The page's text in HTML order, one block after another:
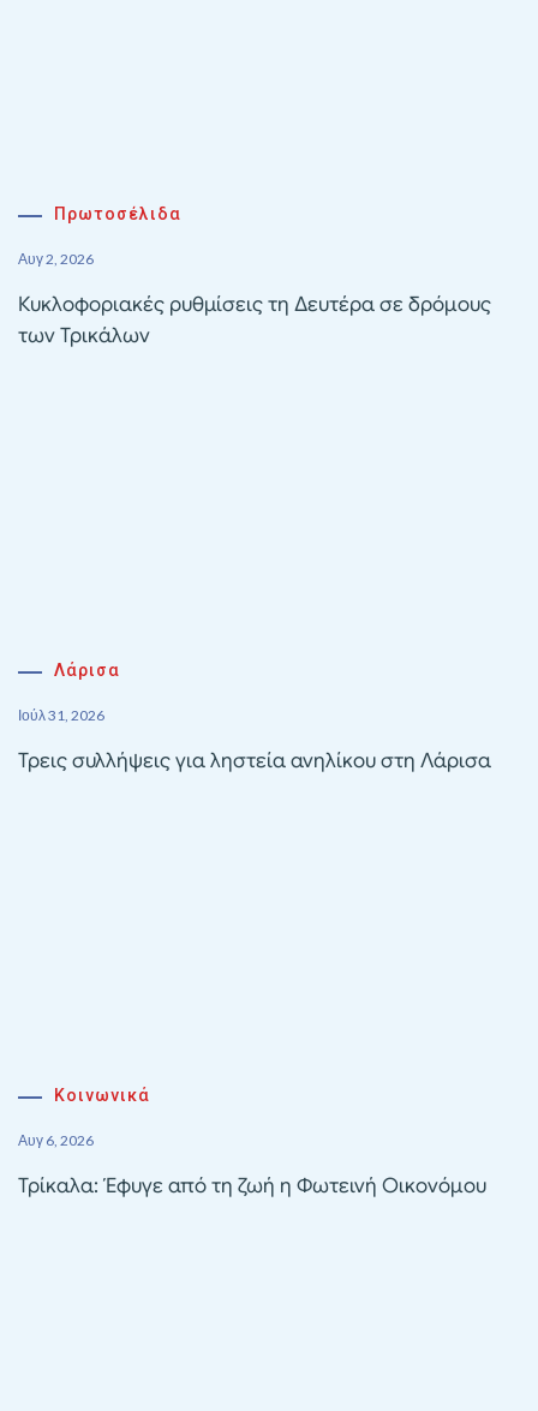
Πρωτοσέλιδα
Αυγ 2, 2026
Κυκλοφοριακές ρυθμίσεις τη Δευτέρα σε δρόμους
των Τρικάλων
Λάρισα
Ιούλ 31, 2026
Τρεις συλλήψεις για ληστεία ανηλίκου στη Λάρισα
Κοινωνικά
Αυγ 6, 2026
Τρίκαλα: Έφυγε από τη ζωή η Φωτεινή Οικονόμου